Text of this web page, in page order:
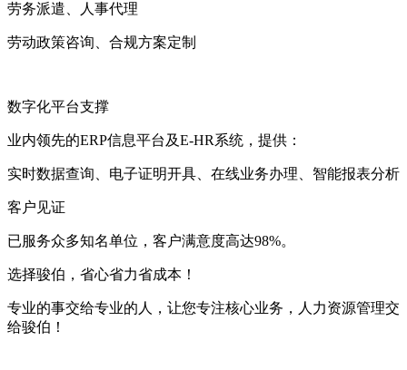
劳务派遣、人事代理
劳动政策咨询、合规方案定制
数字化平台支撑
业内领先的ERP信息平台及E-HR系统，提供：
实时数据查询、电子证明开具、在线业务办理、智能报表分析
客户见证
已服务众多知名单位，客户满意度高达98%。
选择骏伯，省心省力省成本！
专业的事交给专业的人，让您专注核心业务，人力资源管理交
给骏伯！